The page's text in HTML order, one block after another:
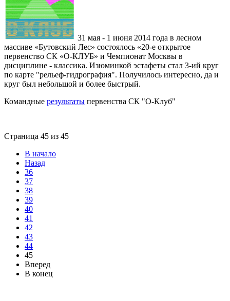
31 мая - 1 июня 2014 года в лесном
массиве «Бутовский Лес» состоялось «20-е открытое
первенство СК «О-КЛУБ» и Чемпионат Москвы в
дисциплине - классика. Изюминкой эстафеты стал 3-ий круг
по карте "рельеф-гидрография". Получилось интересно, да и
круг был небольшой и более быстрый.
Командные результаты первенства СК "О-Клуб"
Страница 45 из 45
В начало
Назад
36
37
38
39
40
41
42
43
44
45
Вперед
В конец